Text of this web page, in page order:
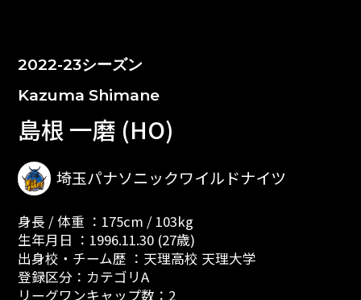
2022-23シーズン
Kazuma Shimane
島根 一磨 (HO)
埼玉パナソニックワイルドナイツ
身長 / 体重 ：175cm / 103kg
生年月日 ：1996.11.30 (27歳)
出身校・チーム歴 ：天理高校 天理大学
登録区分：カテゴリA
リーグワンキャップ数：2